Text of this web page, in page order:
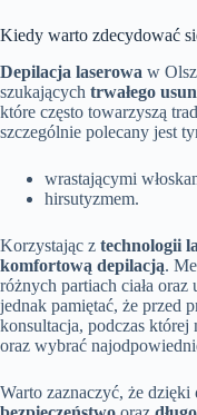
Kiedy warto zdecydować
Depilacja laserowa w
szukających trwałego
które często towarzyszą
szczególnie polecany jest
wrastającymi
hirsutyzmem.
Korzystając z technologii
komfortową depilacją.
różnych partiach ciała
jednak pamiętać, że przed
konsultacja, podczas
oraz wybrać
Warto zaznaczyć, że dzięki